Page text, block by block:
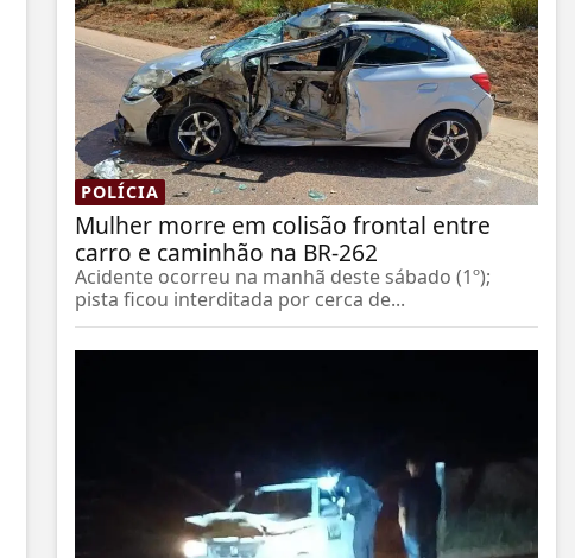
POLÍCIA
Mulher morre em colisão frontal entre
carro e caminhão na BR-262
Acidente ocorreu na manhã deste sábado (1º);
pista ficou interditada por cerca de...